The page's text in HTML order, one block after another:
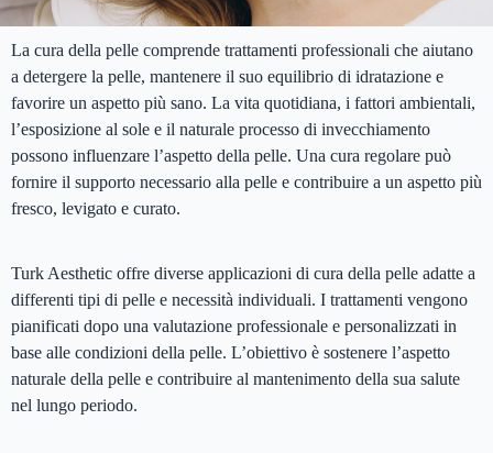
La cura della pelle comprende trattamenti professionali che aiutano
a detergere la pelle, mantenere il suo equilibrio di idratazione e
favorire un aspetto più sano. La vita quotidiana, i fattori ambientali,
l’esposizione al sole e il naturale processo di invecchiamento
possono influenzare l’aspetto della pelle. Una cura regolare può
fornire il supporto necessario alla pelle e contribuire a un aspetto più
fresco, levigato e curato.
Turk Aesthetic offre diverse applicazioni di cura della pelle adatte a
differenti tipi di pelle e necessità individuali. I trattamenti vengono
pianificati dopo una valutazione professionale e personalizzati in
base alle condizioni della pelle. L’obiettivo è sostenere l’aspetto
naturale della pelle e contribuire al mantenimento della sua salute
nel lungo periodo.